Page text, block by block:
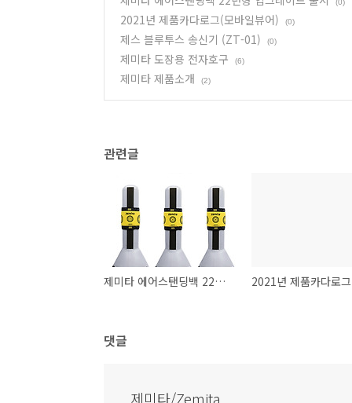
(0)
2021년 제품카다로그(모바일뷰어) (0)
제스 블루투스 송신기 (ZT-01) (0)
제미타 도장용 전자호구 (6)
제미타 제품소개 (2)
관련글
제미타 에어스탠딩백 22년형 업그레이드 출시
댓글
제미타/Zemita